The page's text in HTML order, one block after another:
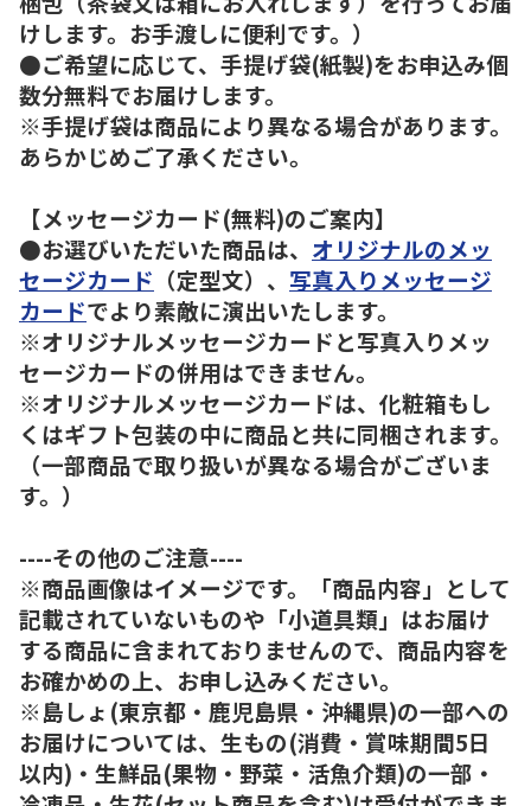
けします。お手渡しに便利です。）
●ご希望に応じて、手提げ袋(紙製)をお申込み個
数分無料でお届けします。
※手提げ袋は商品により異なる場合があります。
あらかじめご了承ください。
【メッセージカード(無料)のご案内】
●お選びいただいた商品は、 オリジナルのメッ
セージカード （定型文）、 写真入りメッセージ
カードでより素敵に演出いたします。
※オリジナルメッセージカードと写真入りメッ
セージカードの併用はできません。
※オリジナルメッセージカードは、化粧箱もし
くはギフト包装の中に商品と共に同梱されます。
（一部商品で取り扱いが異なる場合がございま
す。）
----その他のご注意----
※商品画像はイメージです。「商品内容」として
記載されていないものや「小道具類」はお届け
する商品に含まれておりませんので、商品内容を
お確かめの上、お申し込みください。
※島しょ(東京都・鹿児島県・沖縄県)の一部への
お届けについては、生もの(消費・賞味期間5日
以内)・生鮮品(果物・野菜・活魚介類)の一部・